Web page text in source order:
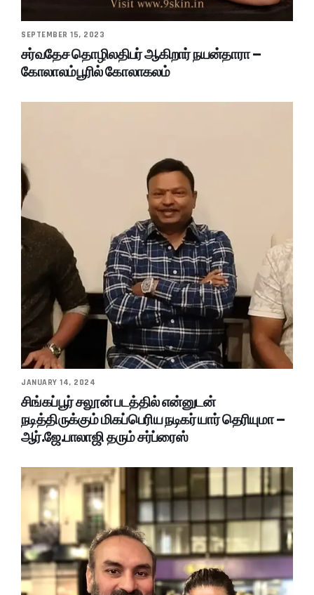
SEPTEMBER 15, 2023
சர்வதேச தொழிலதிபர் ஆகிறார் நயன்தாரா –
கோலாலம்பூரில் கோலாகலம்
JANUARY 14, 2024
சிங்கப்பூர் சலூன் படத்தில் என்னுடன்
நடித்திருக்கும் மிகப்பெரிய நடிகர் யார் தெரியுமா –
ஆர்.ஜே.பாலாஜி தரும் சர்ப்ரைஸ்